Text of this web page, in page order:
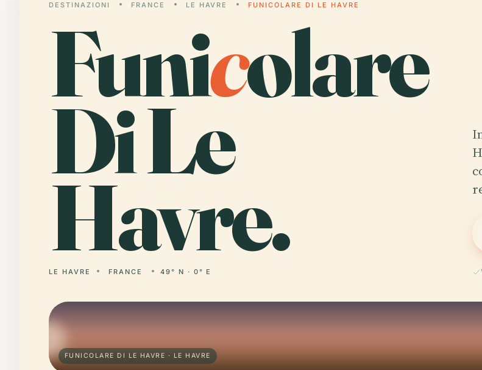
DESTINAZIONI FRANCE LE HAVRE FUNICOLARE DI LE HAVRE
Funicolare
Di Le
Havre.
LE HAVRE FRANCE 49° N · 0° E
FUNICOLARE DI LE HAVRE · LE HAVRE